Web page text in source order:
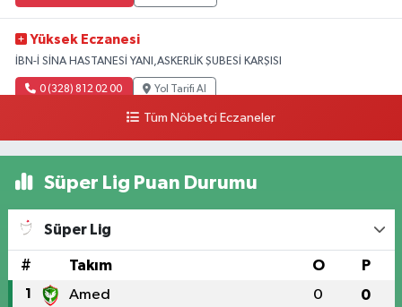
Yüksek Eczanesi
İBN-İ SİNA HASTANESİ YANI,ASKERLİK ŞUBESİ KARŞISI
0 (328) 812 02 00 Yol Tarifi Al
Tüm Nöbetçi Eczaneler
Süper Lig Puan Durumu
Süper Lig
# Takım O P
1 Amed 0 0